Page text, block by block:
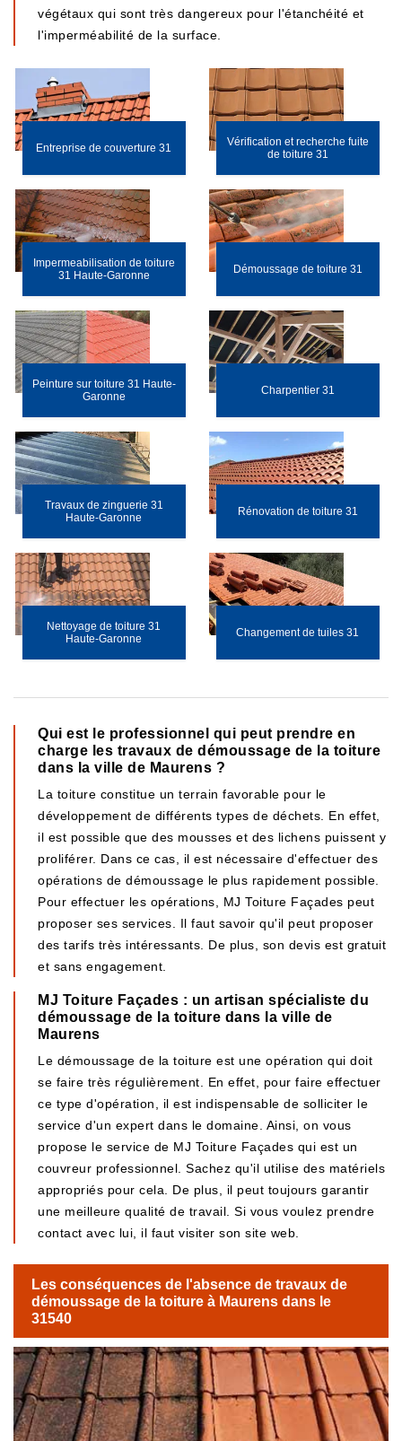
végétaux qui sont très dangereux pour l'étanchéité et
l'imperméabilité de la surface.
Entreprise de couverture 31
Vérification et recherche fuite
de toiture 31
Impermeabilisation de toiture
31 Haute-Garonne
Démoussage de toiture 31
Peinture sur toiture 31 Haute-
Garonne
Charpentier 31
Travaux de zinguerie 31
Haute-Garonne
Rénovation de toiture 31
Nettoyage de toiture 31
Haute-Garonne
Changement de tuiles 31
Qui est le professionnel qui peut prendre en
charge les travaux de démoussage de la toiture
dans la ville de Maurens ?
La toiture constitue un terrain favorable pour le
développement de différents types de déchets. En effet,
il est possible que des mousses et des lichens puissent y
proliférer. Dans ce cas, il est nécessaire d'effectuer des
opérations de démoussage le plus rapidement possible.
Pour effectuer les opérations, MJ Toiture Façades peut
proposer ses services. Il faut savoir qu'il peut proposer
des tarifs très intéressants. De plus, son devis est gratuit
et sans engagement.
MJ Toiture Façades : un artisan spécialiste du
démoussage de la toiture dans la ville de
Maurens
Le démoussage de la toiture est une opération qui doit
se faire très régulièrement. En effet, pour faire effectuer
ce type d'opération, il est indispensable de solliciter le
service d'un expert dans le domaine. Ainsi, on vous
propose le service de MJ Toiture Façades qui est un
couvreur professionnel. Sachez qu'il utilise des matériels
appropriés pour cela. De plus, il peut toujours garantir
une meilleure qualité de travail. Si vous voulez prendre
contact avec lui, il faut visiter son site web.
Les conséquences de l'absence de travaux de
démoussage de la toiture à Maurens dans le
31540